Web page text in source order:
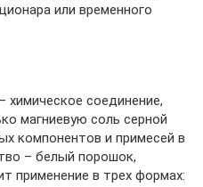
или временного
химическое соединение,
магниевую соль серной
компонентов и примесей в
– белый порошок,
применение в трех формах: